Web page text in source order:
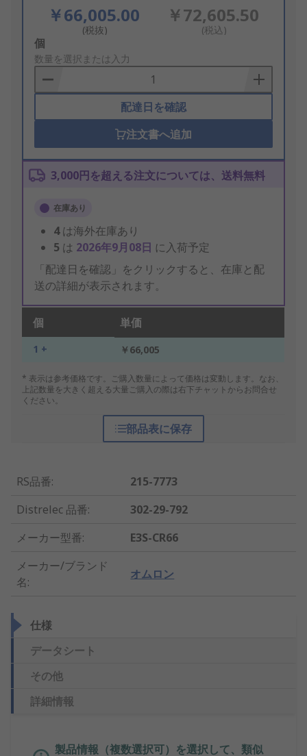
￥66,005.00
(税抜)
￥72,605.50
(税込)
Add
to
Basket
個
数量を選択または入力
配達日を確認
注文書へ追加
3,000円を超える注文については、送料無料
在庫あり
4は海外在庫あり
5 は 2026年9月08日 に入荷予定
「配達日を確認」をクリックすると、在庫と配
送の詳細が表示されます。
個 単価
1 + ￥66,005
* 表示は参考価格です。ご購入数量によって価格は変動します。なお、
上記数量を大きく超える大量ご購入の際は右下チャットからお問合せ
ください。
部品表に保存
RS品番:
215-7773
Distrelec 品番:
302-29-792
メーカー型番:
E3S-CR66
メーカー/ブランド
名:
オムロン
仕様
データシート
その他
詳細情報
製品情報（複数選択可）を選択して、類似